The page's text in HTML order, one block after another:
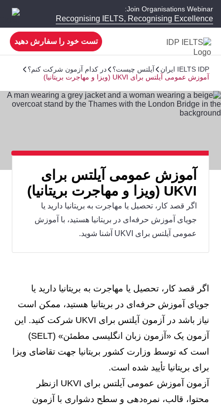
Join Organisations Webinar:
Recognising IELTS, Recognising Excellence
تست خود را سفارش دهید
IELTS IDP ایران آیلتس چیست؟
در کدام آزمون شرکت کنم؟
آموزش عمومی آیلتس برای UKVI (ویزا و مهاجرت بریتانیا)
آموزش عمومی آیلتس برای
UKVI (ویزا و مهاجرت بریتانیا)
اگر قصد کار،‌ تحصیل یا مهاجرت به بریتانیا دارید یا
جویای آموزش حرفه‌ای در بریتانیا هستید، با آموزش
عمومی آیلتس برای UKVI آشنا شوید.
اگر قصد کار،‌ تحصیل یا مهاجرت به بریتانیا دارید یا
جویای آموزش حرفه‌ای در بریتانیا هستید، ممکن است
نیاز باشد در آزمون آیلتس برای UKVI شرکت کنید. این
آزمون یک «آزمون زبان انگلیسی مطمئن» (SELT)
است که توسط وزارت کشور بریتانیا جهت تقاضای ویزا
برای بریتانیا تأیید شده است.
آزمون آموزش عمومی آیلتس برای UKVI ازنظر
محتوا، قالب، نمره‌دهی و سطح دشواری با آزمون